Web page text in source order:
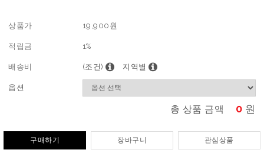
상품가 19,900 원
적립금 1%
배송비 (조건) 지역별
옵션
총 상품 금액 0 원
구매하기 장바구니 관심상품